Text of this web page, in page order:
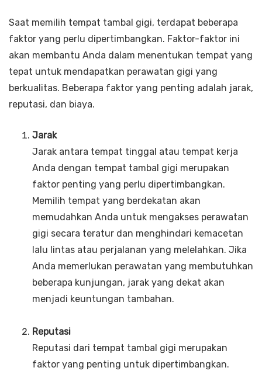
Saat memilih tempat tambal gigi, terdapat beberapa
faktor yang perlu dipertimbangkan. Faktor-faktor ini
akan membantu Anda dalam menentukan tempat yang
tepat untuk mendapatkan perawatan gigi yang
berkualitas. Beberapa faktor yang penting adalah jarak,
reputasi, dan biaya.
Jarak
Jarak antara tempat tinggal atau tempat kerja
Anda dengan tempat tambal gigi merupakan
faktor penting yang perlu dipertimbangkan.
Memilih tempat yang berdekatan akan
memudahkan Anda untuk mengakses perawatan
gigi secara teratur dan menghindari kemacetan
lalu lintas atau perjalanan yang melelahkan. Jika
Anda memerlukan perawatan yang membutuhkan
beberapa kunjungan, jarak yang dekat akan
menjadi keuntungan tambahan.
Reputasi
Reputasi dari tempat tambal gigi merupakan
faktor yang penting untuk dipertimbangkan.